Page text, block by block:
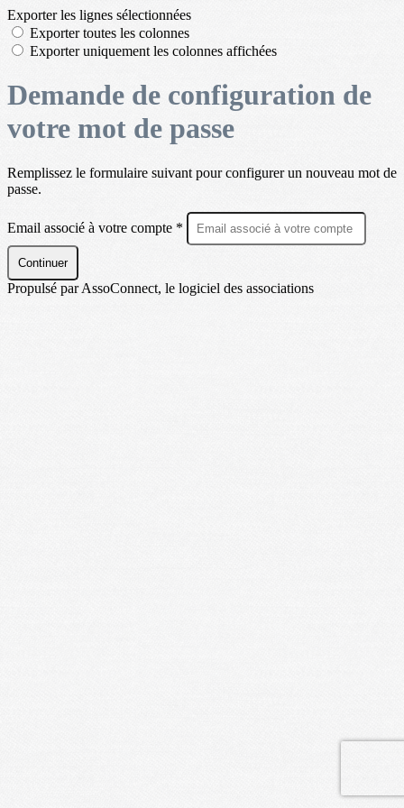
Exporter les lignes sélectionnées
Exporter toutes les colonnes
Exporter uniquement les colonnes affichées
Demande de configuration de
votre mot de passe
Remplissez le formulaire suivant pour configurer un nouveau mot de
passe.
Email associé à votre compte *
Continuer
Propulsé par AssoConnect, le logiciel des associations